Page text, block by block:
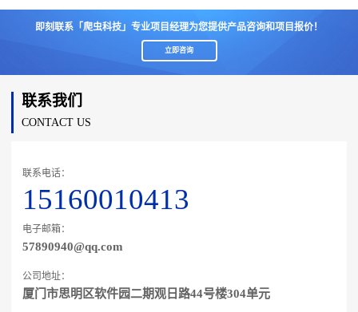
即刻联系「爬虫科技」专业项目经理为您提供产品咨询和项目报价！
立即咨询
联系我们
CONTACT US
联系电话：
15160010413
电子邮箱：
57890940@qq.com
公司地址：
厦门市思明区软件园二期观日路44号楼304单元